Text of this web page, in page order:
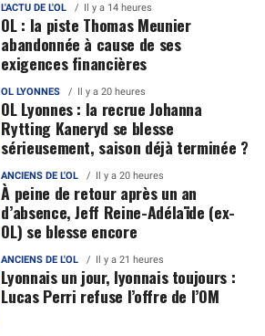
L'ACTU DE L'OL Il y a 14 heures
OL : la piste Thomas Meunier
abandonnée à cause de ses
exigences financières
OL LYONNES Il y a 20 heures
OL Lyonnes : la recrue Johanna
Rytting Kaneryd se blesse
sérieusement, saison déjà terminée ?
ANCIENS DE L'OL Il y a 20 heures
À peine de retour après un an
d’absence, Jeff Reine-Adélaïde (ex-
OL) se blesse encore
ANCIENS DE L'OL Il y a 21 heures
Lyonnais un jour, lyonnais toujours :
Lucas Perri refuse l’offre de l’OM